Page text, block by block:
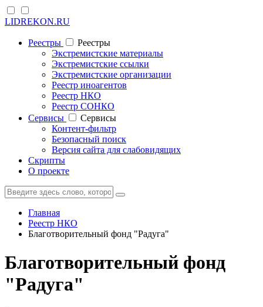
LIDREKON.RU
Реестры
Реестры
Экстремистские материалы
Экстремистские ссылки
Экстремистские организации
Реестр иноагентов
Реестр НКО
Реестр СОНКО
Cервисы
Cервисы
Контент-фильтр
Безопасный поиск
Версия сайта для слабовидящих
Скрипты
О проекте
Главная
Реестр НКО
Благотворительный фонд "Радуга"
Благотворительный фонд
"Радуга"